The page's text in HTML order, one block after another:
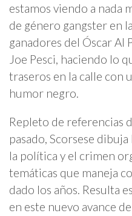
estamos viendo a nada
de género gangster en
ganadores del Óscar Al
Joe Pesci, haciendo lo
traseros en la calle con
humor negro.
Repleto de referencias
pasado, Scorsese
la política y el crimen
temáticas que maneja
dado los años. Resulta
en este nuevo avance de